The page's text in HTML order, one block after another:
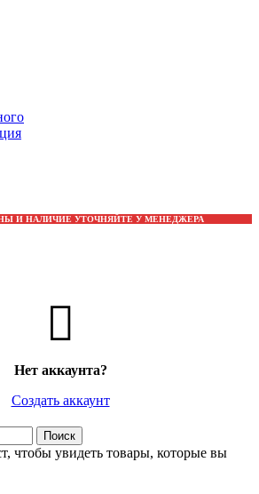
И НАЛИЧИЕ УТОЧНЯЙТЕ У МЕНЕДЖЕРА
Нет аккаунта?
Создать аккаунт
Поиск
чтобы увидеть товары, которые вы